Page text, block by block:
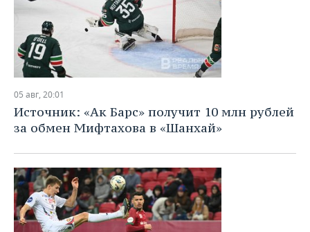
05 авг, 20:01
Источник: «Ак Барс» получит 10 млн рублей
за обмен Мифтахова в «Шанхай»